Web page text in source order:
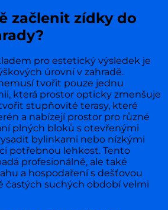
začlenit zídky do
pro estetický výsledek je
úrovní v zahradě.
tvořit pouze jednu
která prostor opticky zmenšuje
stupňovité terasy, které
a nabízejí prostor pro různé
plných bloků s otevřenými
bylinkami nebo nízkými
potřebnou lehkost. Tento
profesionálně, ale také
a hospodaření s dešťovou
častých suchých období velmi